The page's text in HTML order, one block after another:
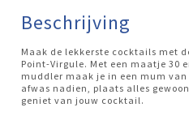
Beschrijving
Maak de lekkerste cocktails met
Point-Virgule. Met een maatje 30
muddler maak je in een mum
afwas nadien, plaats alles
geniet van jouw cocktail.